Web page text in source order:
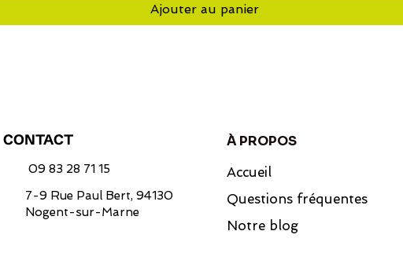
Ajouter au panier
CONTACT
09 83 28 71 15
7-9 Rue Paul Bert, 94130
Nogent-sur-Marne
À PROPOS
Accueil
Questions fréquentes
Notre blog